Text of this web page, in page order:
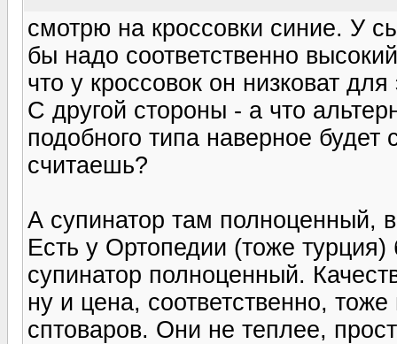
смотрю на кроссовки синие. У
бы надо соответственно
что у кроссовок он низковат
С другой стороны - а что
подобного типа наверное будет
считаешь?
А супинатор там полноценный,
Есть у Ортопедии (тоже
супинатор полноценный.
ну и цена, соответственно,
сптоваров. Они не теплее,